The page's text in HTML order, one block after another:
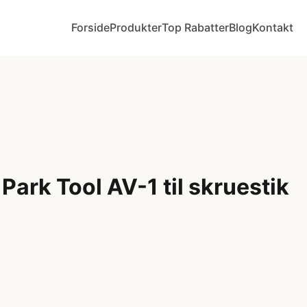
ForsideProdukterTop RabatterBlogKontakt
Tool AV-1 til skruestik